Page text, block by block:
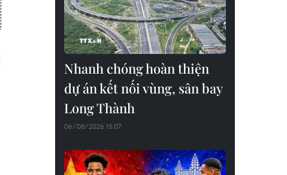
Nhanh chóng hoàn thiện
dự án kết nối vùng, sân bay
Long Thành
06/08/2026 15:07